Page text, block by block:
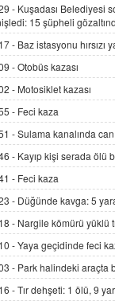
İNCİ GÜL
Trump
06.07.2026 13:00
ADEM AKÖL
Esed
Şamar:
11.12.2024 12:30
DR. EKREM
Gerçek Ne,
Yürüyoruz"
19.07.2025 12:45
GÖNÜL
Şifacının
04.11.2025 12:56
- Kuşadası Belediyesi
15 şüpheli
- Baz istasyonu hırsızı
-Otobüs kazası
- Motosiklet kazası
- Feci kaza
-Sulama kanalında
- Kayıp kişi serada ölü
- Feci kaza
- Düğünde kavga: 5
- Nargile kömürü yüklü
-Yaya geçidinde feci
- Park halindeki araçta
-Tır dehşeti: 1 ölü, 9